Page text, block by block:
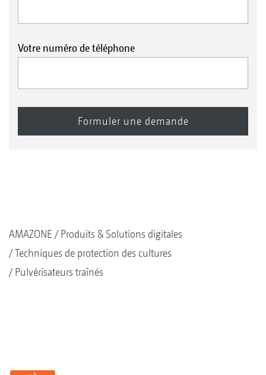
Votre numéro de téléphone
AMAZONE
Produits & Solutions digitales
Techniques de protection des cultures
Pulvérisateurs traînés